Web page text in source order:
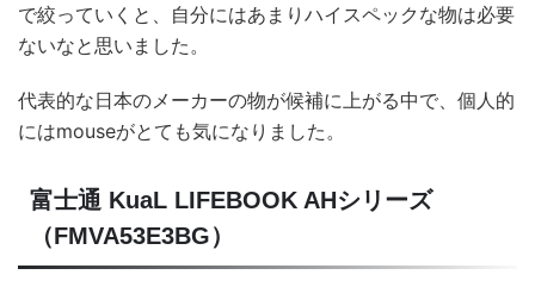
で絞っていくと、自分にはあまりハイスペックな物は必要
ないなと思いました。
代表的な日本のメーカーの物が候補に上がる中で、個人的
にはmouseがとても気になりました。
富士通 KuaL LIFEBOOK AHシリーズ
（FMVA53E3BG）